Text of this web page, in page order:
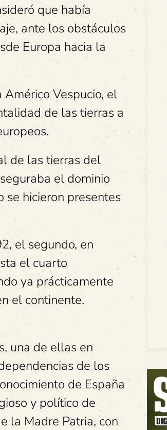
que había
ante los obstáculos
Europa hacia la
Vespucio, el
de las tierras a
de las tierras del
el dominio
se hicieron presentes
el segundo, en
el cuarto
ya prácticamente
el continente.
una de ellas en
de los
de España
y político de
la Madre Patria, con